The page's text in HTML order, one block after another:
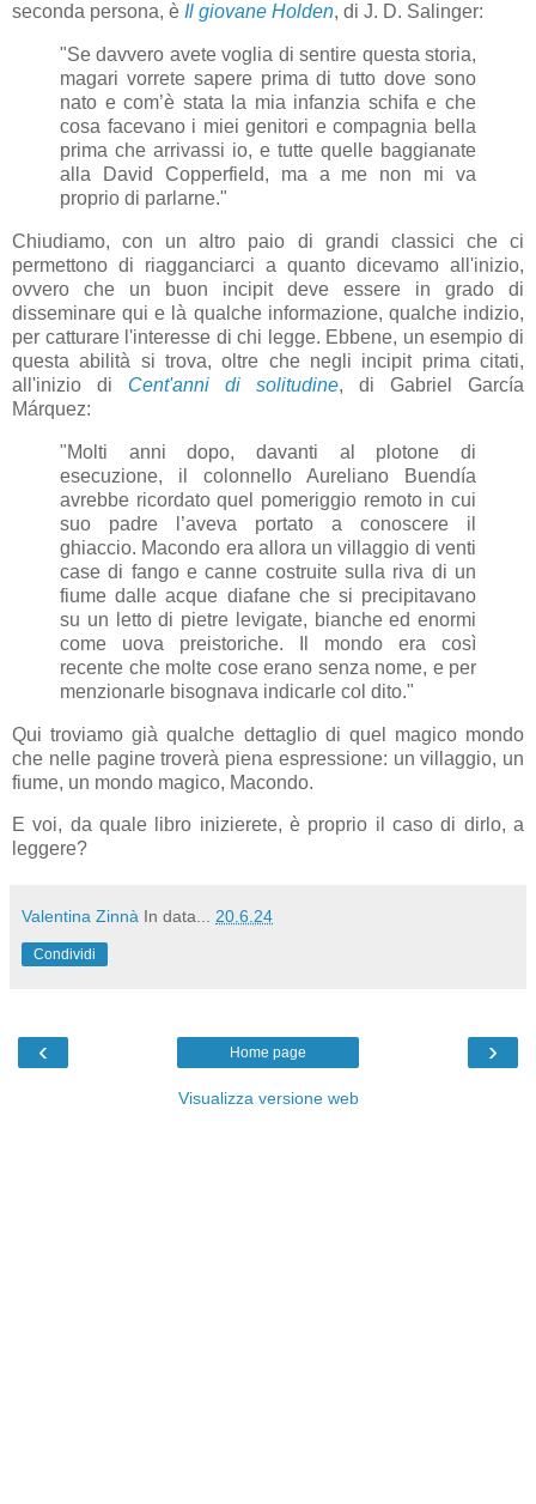
seconda persona, è Il giovane Holden, di J. D. Salinger:
"Se davvero avete voglia di sentire questa storia,
magari vorrete sapere prima di tutto dove sono
nato e com’è stata la mia infanzia schifa e che
cosa facevano i miei genitori e compagnia bella
prima che arrivassi io, e tutte quelle baggianate
alla David Copperfield, ma a me non mi va
proprio di parlarne."
Chiudiamo, con un altro paio di grandi classici che ci
permettono di riagganciarci a quanto dicevamo all'inizio,
ovvero che un buon incipit deve essere in grado di
disseminare qui e là qualche informazione, qualche indizio,
per catturare l'interesse di chi legge. Ebbene, un esempio di
questa abilità si trova, oltre che negli incipit prima citati,
all'inizio di Cent'anni di solitudine, di Gabriel García
Márquez:
"Molti anni dopo, davanti al plotone di
esecuzione, il colonnello Aureliano Buendía
avrebbe ricordato quel pomeriggio remoto in cui
suo padre l’aveva portato a conoscere il
ghiaccio. Macondo era allora un villaggio di venti
case di fango e canne costruite sulla riva di un
fiume dalle acque diafane che si precipitavano
su un letto di pietre levigate, bianche ed enormi
come uova preistoriche. Il mondo era così
recente che molte cose erano senza nome, e per
menzionarle bisognava indicarle col dito."
Qui troviamo già qualche dettaglio di quel magico mondo
che nelle pagine troverà piena espressione: un villaggio, un
fiume, un mondo magico, Macondo.
E voi, da quale libro inizierete, è proprio il caso di dirlo, a
leggere?
Valentina Zinnà In data... 20.6.24
Condividi
‹ ›
Home page
Visualizza versione web